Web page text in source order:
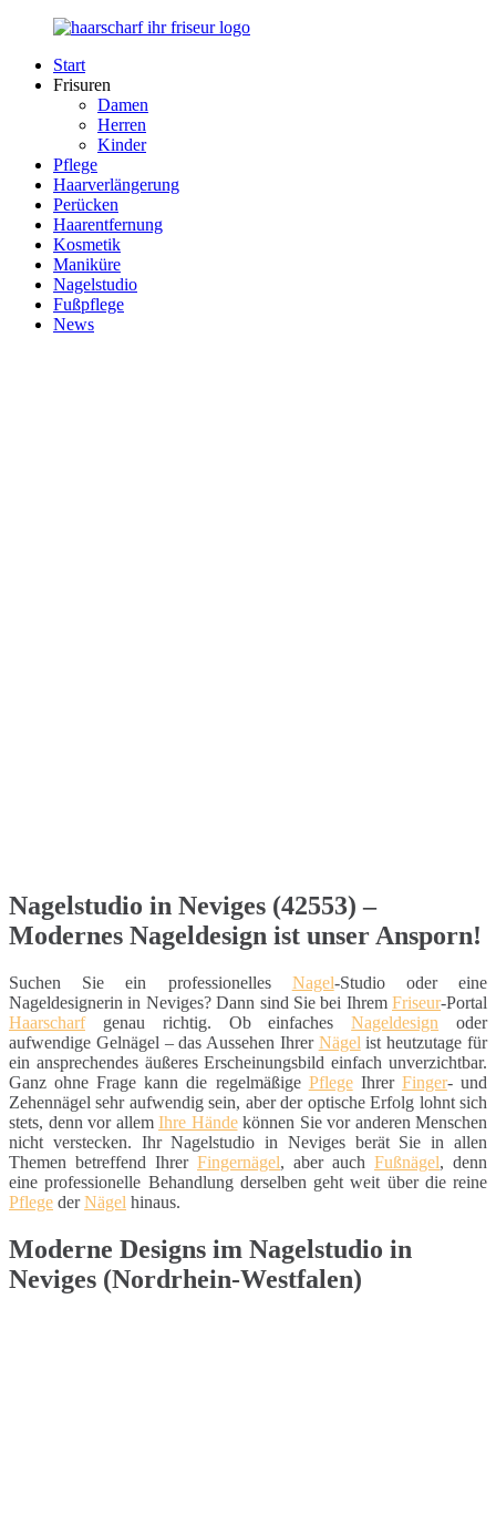
Zurück
Inhalt
Haarscharf
Händen
Start
Frisuren
Damen
Herren
Kinder
Pflege
Haarverlängerung
Perücken
Haarentfernung
Kosmetik
Maniküre
Nagelstudio
Fußpflege
News
Nagelstudio in Neviges (42553) –
Modernes Nageldesign ist unser Ansporn!
Suchen Sie ein professionelles Nagel-Studio oder eine
Nageldesignerin in Neviges? Dann sind Sie bei Ihrem Friseur-Portal
Haarscharfgenau richtig. Ob einfachesNageldesign oder
aufwendige Gelnägel – das Aussehen Ihrer Nägel ist heutzutage für
ein ansprechendes äußeres Erscheinungsbild einfach unverzichtbar.
Ganz ohne Frage kann die regelmäßige PflegeIhrer Finger- und
Zehennägel sehr aufwendig sein, aber der optische Erfolg lohnt sich
stets, denn vor allem Ihre Händekönnen Sie vor anderen Menschen
nicht verstecken. Ihr Nagelstudio in Neviges berät Sie in allen
Themen betreffend Ihrer Fingernägel, aber auch Fußnägel, denn
eine professionelle Behandlung derselben geht weit über die reine
Pflege derNägel hinaus.
Moderne Designs im Nagelstudio in
Neviges (Nordrhein-Westfalen)